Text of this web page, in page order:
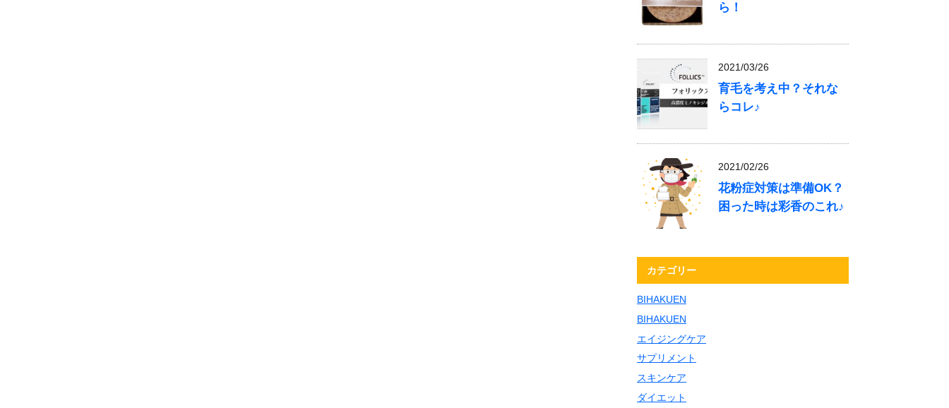
ら！
2021/03/26
育毛を考え中？それな
らコレ♪
2021/02/26
花粉症対策は準備OK？
困った時は彩香のこれ♪
カテゴリー
BIHAKUEN
BIHAKUEN
エイジングケア
サプリメント
スキンケア
ダイエット